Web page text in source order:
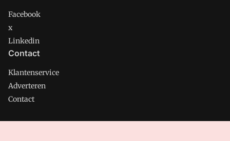
Facebook
x
Linkedin
Contact
Klantenservice
Adverteren
Contact